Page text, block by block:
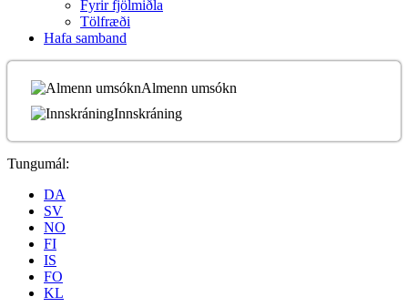
Fyrir fjölmiðla
Tölfræði
Hafa samband
Almenn umsókn
Innskráning
Tungumál:
DA
SV
NO
FI
IS
FO
KL